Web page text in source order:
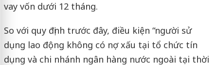
vay vốn dưới 12 tháng.
So với quy định trước đây, điều kiện “người sử
dụng lao động không có nợ xấu tại tổ chức tín
dụng và chi nhánh ngân hàng nước ngoài tại thời